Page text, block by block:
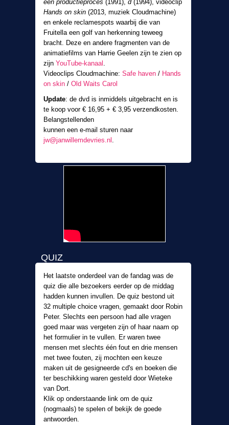
een productieproces (1991), d(1994), videoclip
Hands on skin (2013, muziek Cloudmachine)
en enkele reclamespots waarbij die van
Fruitella een golf van herkenning teweeg
bracht. Deze en andere fragmenten van de
animatiefilms van Harrie Geelen zijn te zien op
zijn YouTube-kanaal .
Videoclips Cloudmachine: Safe haven / Hands
on skin / Old Waits Carol
Update: de dvd is inmiddels uitgebracht en is
te koop voor € 16,95 + € 3,95 verzendkosten.
Belangstellenden
kunnen een e-mail sturen naar
jw@janwillemdevries.nl .
QUIZ
Het laatste onderdeel van de fandag was de
quiz die alle bezoekers eerder op de middag
hadden kunnen invullen. De quiz bestond uit
32 multiple choice vragen, gemaakt door Robin
Peter. Slechts een persoon had alle vragen
goed maar was vergeten zijn of haar naam op
het formulier in te vullen. Er waren twee
mensen met slechts één fout en drie mensen
met twee fouten, zij mochten een keuze
maken uit de gesigneerde cd's en boeken die
ter beschikking waren gesteld door Wieteke
van Dort.
Klik op onderstaande link om de quiz
(nogmaals) te spelen of bekijk de goede
antwoorden.